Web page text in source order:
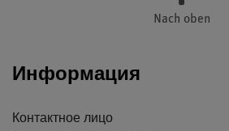
Nach oben
Информация
Контактное лицо